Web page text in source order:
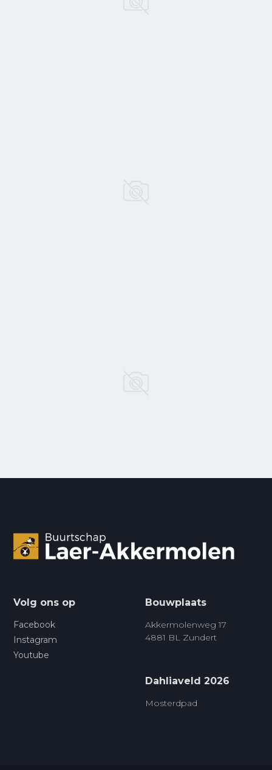
Volg ons op
Facebook
Instagram
Youtube
Bouwplaats
Akkermolenweg 17
4881 BL Zundert
Dahliaveld 2026
Mosterdpad